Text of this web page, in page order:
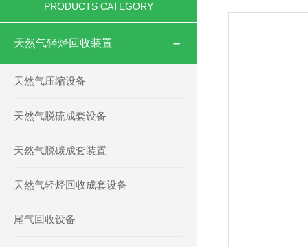
PRODUCTS CATEGORY
天然气轻烃回收装置
天然气压缩设备
天然气脱硫成套设备
天然气脱碳成套装置
天然气轻烃回收成套设备
尾气回收设备